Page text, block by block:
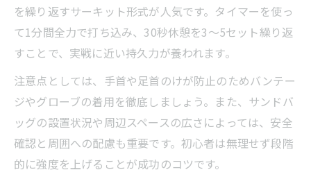
を繰り返すサーキット形式が人気です。タイマーを使っ
て1分間全力で打ち込み、30秒休憩を3〜5セット繰り返
すことで、実戦に近い持久力が養われます。
注意点としては、手首や足首のけが防止のためバンテー
ジやグローブの着用を徹底しましょう。また、サンドバ
ッグの設置状況や周辺スペースの広さによっては、安全
確認と周囲への配慮も重要です。初心者は無理せず段階
的に強度を上げることが成功のコツです。